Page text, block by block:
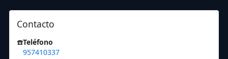
Contacto
☎️Teléfono
957410337